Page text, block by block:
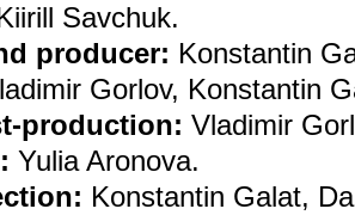
Savchuk.
producer: Konstantin
Gorlov, Konstantin
production: Vladimir
Yulia Aronova.
Konstantin Galat,